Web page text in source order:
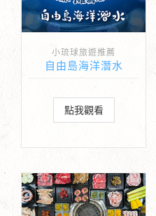
小琉球旅遊推薦
自由島海洋潛水
點我觀看